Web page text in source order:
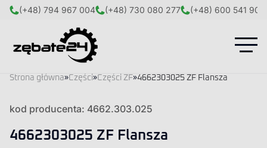
(+48) 794 967 004 (+48) 730 080 277 (+48) 600 541 908
Strona główna»Części»Części ZF»4662303025 ZF Flansza
kod producenta: 4662.303.025
4662303025 ZF Flansza